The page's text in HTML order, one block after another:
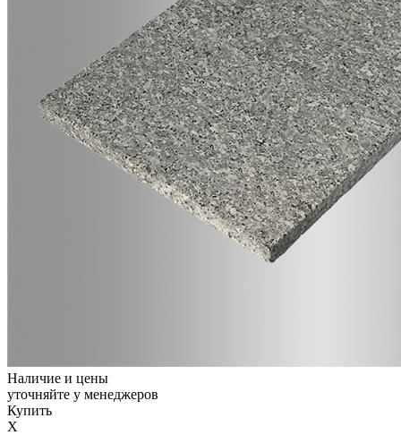
Наличие и цены
уточняйте у менеджеров
Купить
X